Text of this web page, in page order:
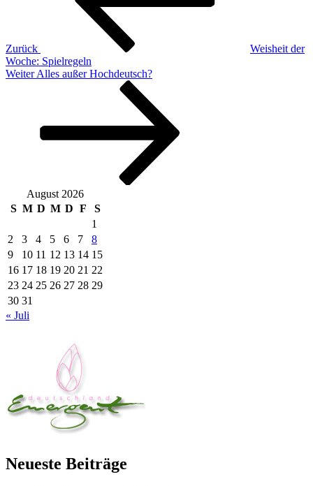
Zurück
Weisheit der
Woche: Spielregeln
Nächster
Weiter Alles außer Hochdeutsch?
August 2026
S M D M D F
S
1
2
3 4 5 6 7
8
9
10 11 12 13 14 15
16 17 18 19 20 21 22
23 24 25 26 27 28 29
30 31
« Juli
Neueste Beiträge